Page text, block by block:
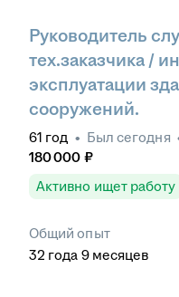
Руководитель
тех.заказчика /
эксплуатации
сооружений.
61 год • Был сегодня
180 000 ₽
Активно ищет работу
Общий опыт
32 года 9 месяцев